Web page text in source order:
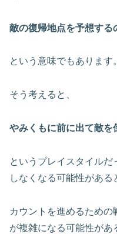
敵の復帰地点を予想する
という意味でもあります。
そう考えると、
やみくもに前に出て敵を
というプレイスタイルだ
しなくなる可能性がある
カウントを進めるため
が複雑になる可能性があ